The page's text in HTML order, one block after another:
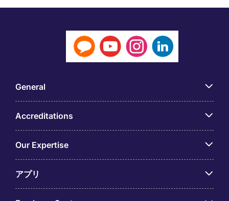
General
Accreditations
Our Expertise
アプリ